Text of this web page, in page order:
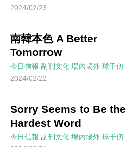
2024/02/23
南韓本色 A Better
Tomorrow
今日信報 副刊文化 場內場外 球千仞
2024/02/22
Sorry Seems to Be the
Hardest Word
今日信報 副刊文化 場內場外 球千仞